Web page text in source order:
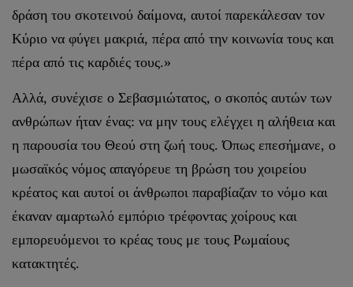
δράση του σκοτεινού δαίμονα, αυτοί παρεκάλεσαν τον
Κύριο να φύγει μακριά, πέρα από την κοινωνία τους και
πέρα από τις καρδιές τους.»
Αλλά, συνέχισε ο Σεβασμιώτατος, ο σκοπός αυτών των
ανθρώπων ήταν ένας: να μην τους ελέγχει η αλήθεια και
η παρουσία του Θεού στη ζωή τους. Όπως επεσήμανε, ο
μωσαϊκός νόμος απαγόρευε τη βρώση του χοιρείου
κρέατος και αυτοί οι άνθρωποι παραβίαζαν το νόμο και
έκαναν αμαρτωλό εμπόριο τρέφοντας χοίρους και
εμπορευόμενοι το κρέας τους με τους Ρωμαίους
κατακτητές.